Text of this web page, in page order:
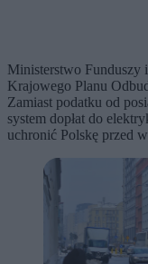
Ministerstwo Funduszy
Krajowego Planu
Zamiast podatku od
system dopłat do
uchronić Polskę przed